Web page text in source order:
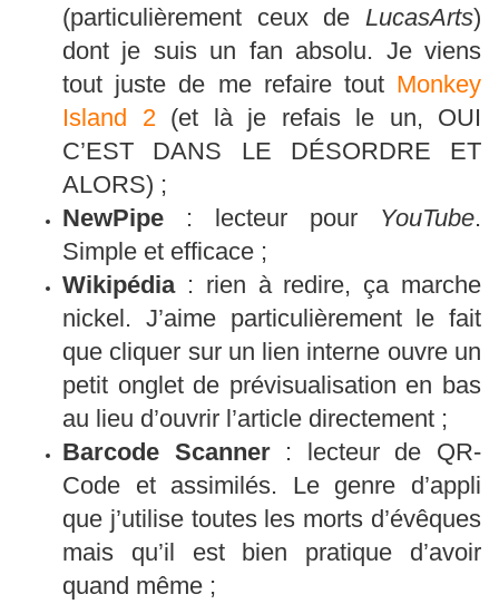
(particulièrement ceux de LucasArts)
dont je suis un fan absolu. Je viens
tout juste de me refaire tout Monkey
Island 2(et là je refais le un, OUI
C’EST DANS LE DÉSORDRE ET
ALORS) ;
NewPipe : lecteur pour YouTube.
Simple et efficace ;
Wikipédia: rien à redire, ça marche
nickel. J’aime particulièrement le fait
que cliquer sur un lien interne ouvre un
petit onglet de prévisualisation en bas
au lieu d’ouvrir l’article directement ;
Barcode Scanner: lecteur de QR-
Code et assimilés. Le genre d’appli
que j’utilise toutes les morts d’évêques
mais qu’il est bien pratique d’avoir
quand même ;